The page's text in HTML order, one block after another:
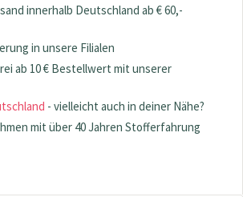
innerhalb Deutschland ab € 60,-
in unsere Filialen
ab 10 € Bestellwert mit unserer
- vielleicht auch in deiner Nähe?
mit über 40 Jahren Stofferfahrung